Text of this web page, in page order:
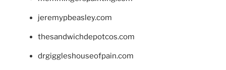
jeremypbeasley.com
thesandwichdepotcos.com
drgiggleshouseofpain.com